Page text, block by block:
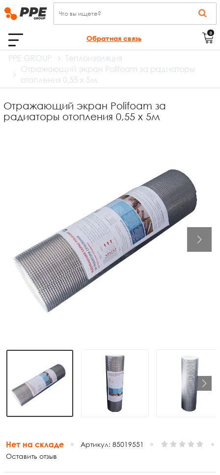
Обратная связь
0
PPE GROUP
Теплоизоляция
Отражающий экран Polifoam за радиаторы
отопления 0,55 х 5м
Отражающий экран Polifoam за
радиаторы отопления 0,55 х 5м
Нет на складе Артикул: 85019551
Оставить отзыв